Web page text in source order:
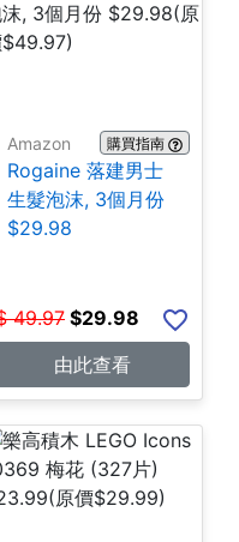
Amazon 購買指南
Rogaine 落建男士
生髮泡沫, 3個月份
$29.98
49.97 $29.98
由此查看